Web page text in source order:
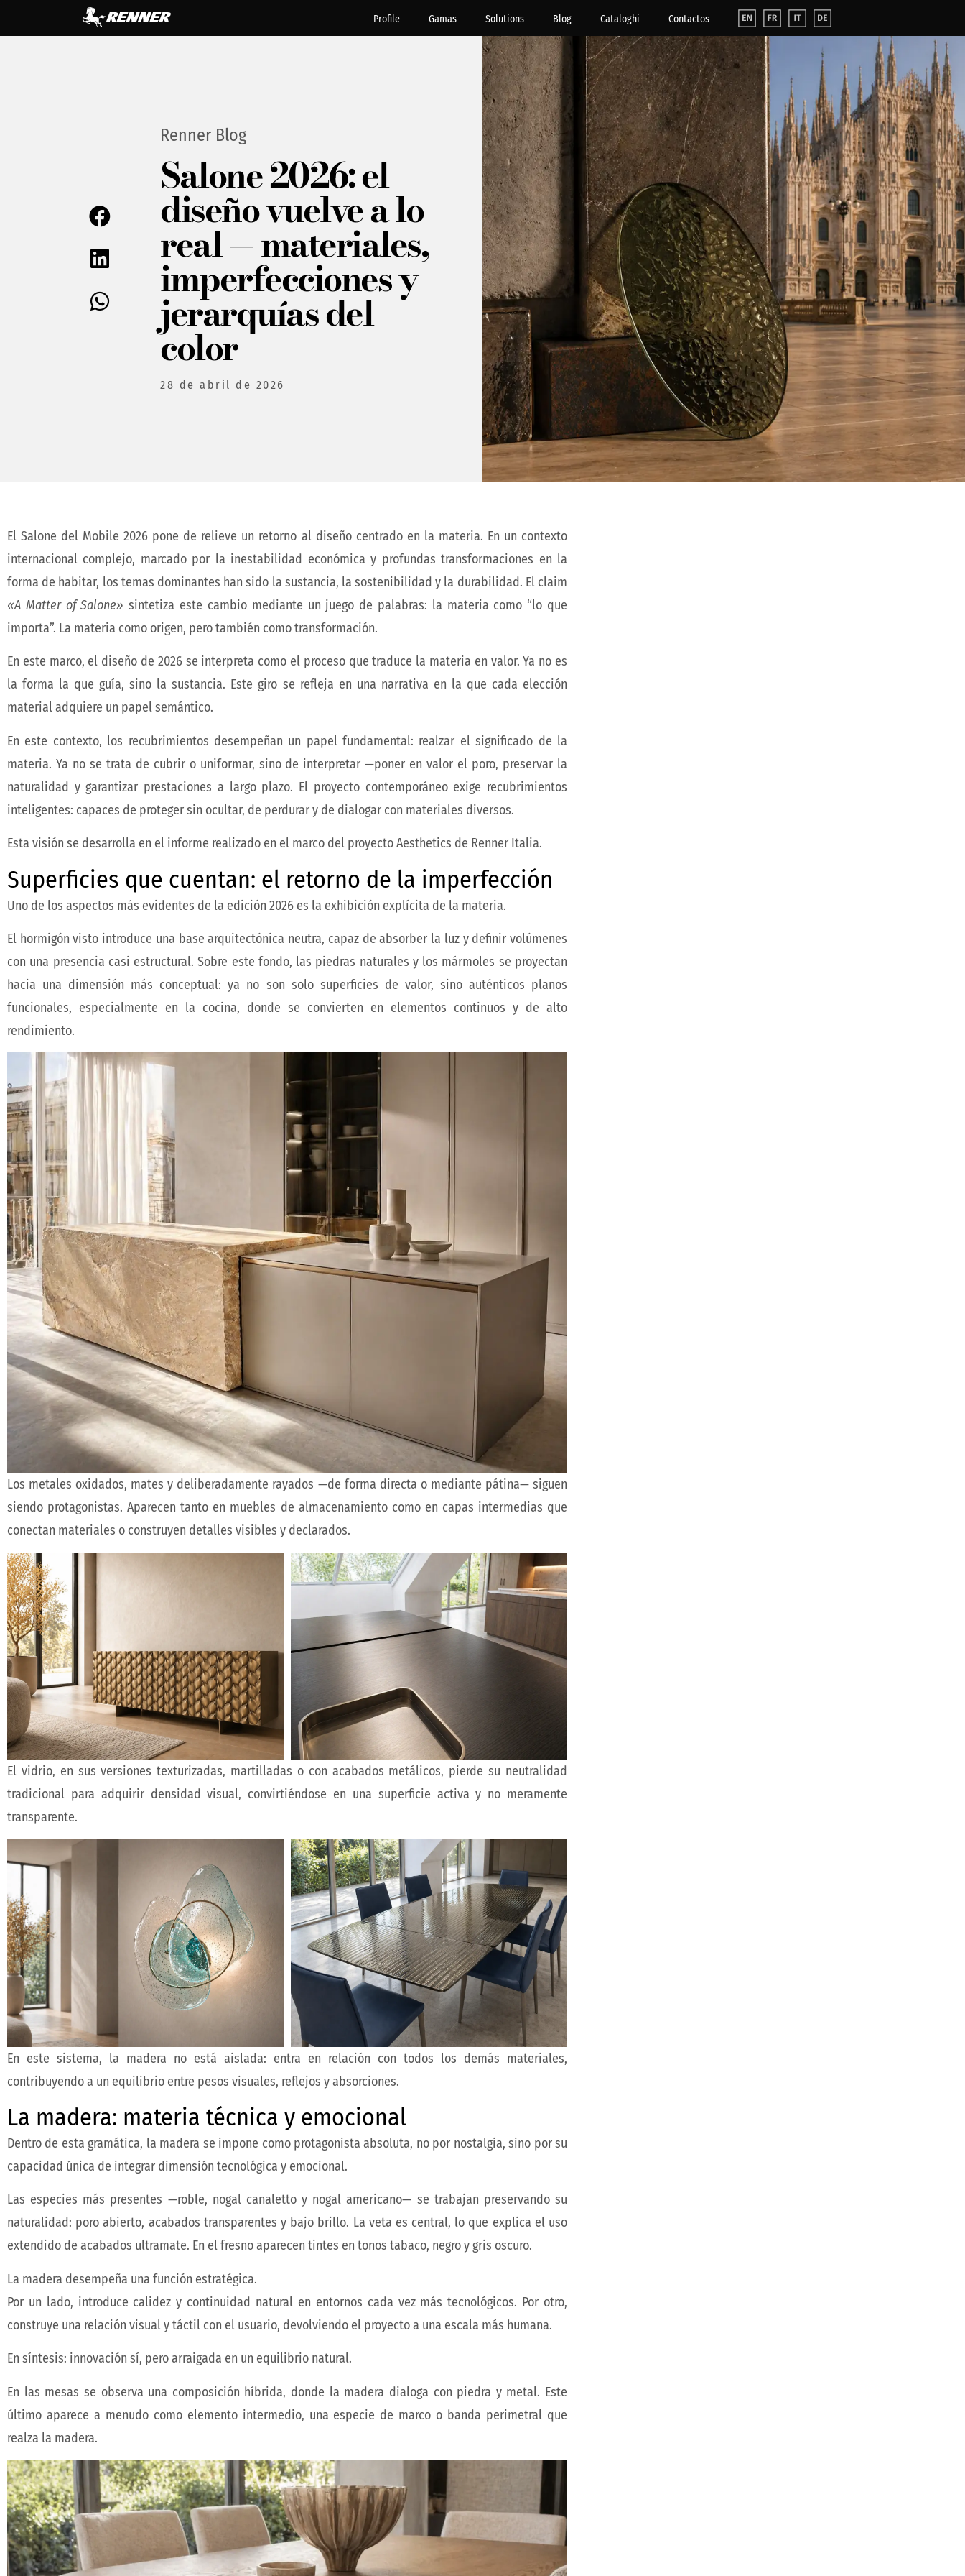
Profile Gamas Solutions Blog Cataloghi Contactos
Renner Blog
Salone 2026: el
diseño vuelve a lo
real — materiales,
imperfecciones y
jerarquías del
color
28 de abril de 2026
El Salone del Mobile 2026 pone de relieve un retorno al diseño centrado en la materia. En un contexto
internacional complejo, marcado por la inestabilidad económica y profundas transformaciones en la
forma de habitar, los temas dominantes han sido la sustancia, la sostenibilidad y la durabilidad. El claim
«A Matter of Salone» sintetiza este cambio mediante un juego de palabras: la materia como “lo que
importa”. La materia como origen, pero también como transformación.
En este marco, el diseño de 2026 se interpreta como el proceso que traduce la materia en valor. Ya no es
la forma la que guía, sino la sustancia. Este giro se refleja en una narrativa en la que cada elección
material adquiere un papel semántico.
En este contexto, los recubrimientos desempeñan un papel fundamental: realzar el significado de la
materia. Ya no se trata de cubrir o uniformar, sino de interpretar —poner en valor el poro, preservar la
naturalidad y garantizar prestaciones a largo plazo. El proyecto contemporáneo exige recubrimientos
inteligentes: capaces de proteger sin ocultar, de perdurar y de dialogar con materiales diversos.
Esta visión se desarrolla en el informe realizado en el marco del proyecto Aesthetics de Renner Italia.
Superficies que cuentan: el retorno de la imperfección
Uno de los aspectos más evidentes de la edición 2026 es la exhibición explícita de la materia.
El hormigón visto introduce una base arquitectónica neutra, capaz de absorber la luz y definir volúmenes
con una presencia casi estructural. Sobre este fondo, las piedras naturales y los mármoles se proyectan
hacia una dimensión más conceptual: ya no son solo superficies de valor, sino auténticos planos
funcionales, especialmente en la cocina, donde se convierten en elementos continuos y de alto
rendimiento.
Los metales oxidados, mates y deliberadamente rayados —de forma directa o mediante pátina— siguen
siendo protagonistas. Aparecen tanto en muebles de almacenamiento como en capas intermedias que
conectan materiales o construyen detalles visibles y declarados.
El vidrio, en sus versiones texturizadas, martilladas o con acabados metálicos, pierde su neutralidad
tradicional para adquirir densidad visual, convirtiéndose en una superficie activa y no meramente
transparente.
En este sistema, la madera no está aislada: entra en relación con todos los demás materiales,
contribuyendo a un equilibrio entre pesos visuales, reflejos y absorciones.
La madera: materia técnica y emocional
Dentro de esta gramática, la madera se impone como protagonista absoluta, no por nostalgia, sino por su
capacidad única de integrar dimensión tecnológica y emocional.
Las especies más presentes —roble, nogal canaletto y nogal americano— se trabajan preservando su
naturalidad: poro abierto, acabados transparentes y bajo brillo. La veta es central, lo que explica el uso
extendido de acabados ultramate. En el fresno aparecen tintes en tonos tabaco, negro y gris oscuro.
La madera desempeña una función estratégica.
Por un lado, introduce calidez y continuidad natural en entornos cada vez más tecnológicos. Por otro,
construye una relación visual y táctil con el usuario, devolviendo el proyecto a una escala más humana.
En síntesis: innovación sí, pero arraigada en un equilibrio natural.
En las mesas se observa una composición híbrida, donde la madera dialoga con piedra y metal. Este
último aparece a menudo como elemento intermedio, una especie de marco o banda perimetral que
realza la madera.